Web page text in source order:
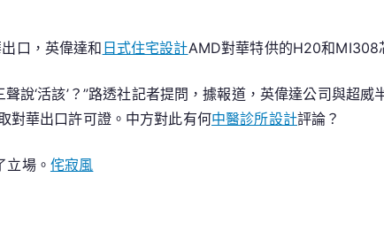
口，英偉達和 日式住宅設計AMD對華特供的H20和MI308
說‘活該’？”路透社記者提問，據報道，英偉達公司與超威
對華出口許可證。中方對此有何中醫診所設計評論？
立場。 侘寂風